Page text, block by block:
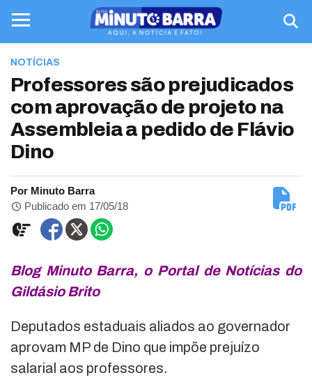
NOTÍCIAS
Professores são prejudicados
com aprovação de projeto na
Assembleia a pedido de Flávio
Dino
Por Minuto Barra
Publicado em 17/05/18
Blog Minuto Barra, o Portal de Notícias do
Gildásio Brito
Deputados estaduais aliados ao governador
aprovam MP de Dino que impõe prejuízo
salarial aos professores.